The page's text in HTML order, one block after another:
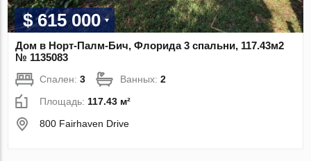
$ 615 000
Дом в Норт-Палм-Бич, Флорида 3 спальни, 117.43м2
№ 1135083
Спален:3 Ванных:2
Площадь:117.43 м²
800 Fairhaven Drive